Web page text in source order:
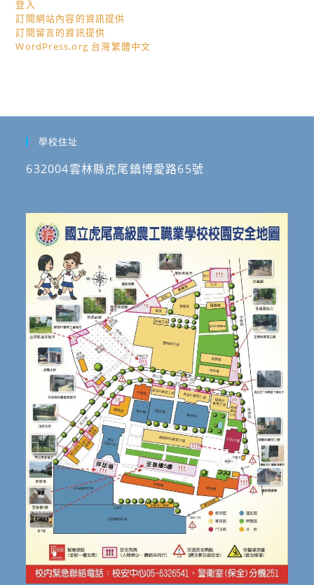
登入
訂閱網站內容的資訊提供
訂閱留言的資訊提供
WordPress.org 台灣繁體中文
學校住址
632004雲林縣虎尾鎮博愛路65號